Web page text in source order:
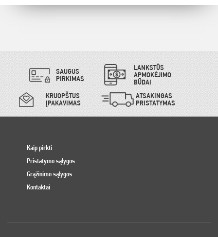
SAUGUS
PIRKIMAS
LANKSTŪS
APMOKĖJIMO
BŪDAI
KRUOPŠTUS
ĮPAKAVIMAS
ATSAKINGAS
PRISTATYMAS
Kaip pirkti
Pristatymo sąlygos
Grąžinimo sąlygos
Kontaktai